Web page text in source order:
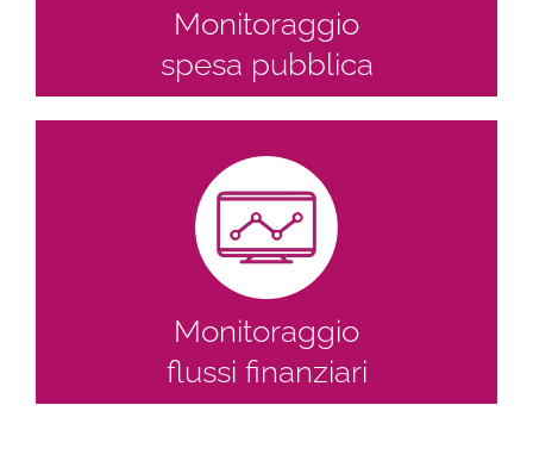
Monitoraggio
spesa pubblica
Monitoraggio
flussi finanziari